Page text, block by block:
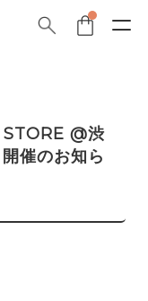
@渋
催のお知ら